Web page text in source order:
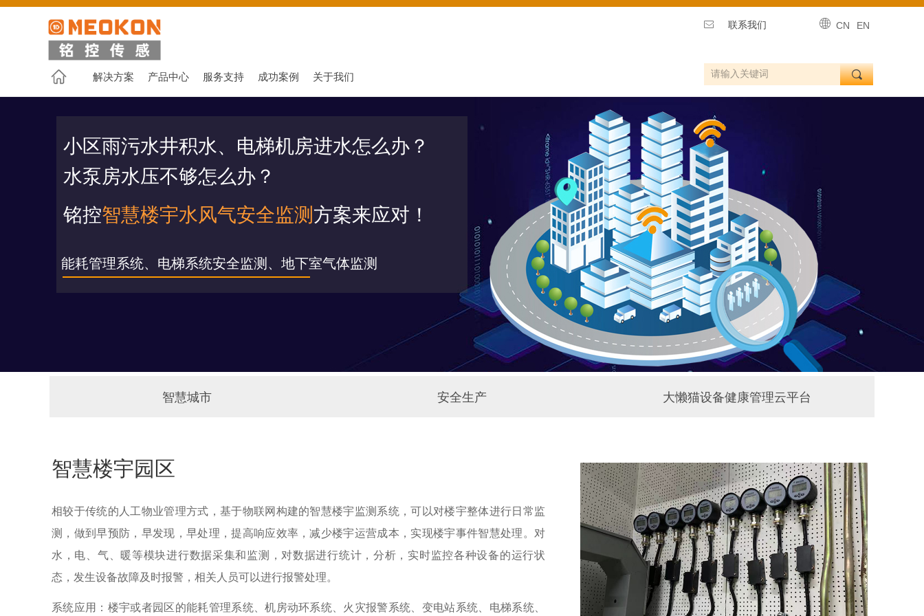
解决方案 产品中心 服务支持 成功案例 关于我们
CN EN
ꄓ
ꂘ 联系我们
끠
智慧楼宇园区
相较于传统的人工物业管理方式，基于物联网构建的智慧楼宇监测系统，可以对楼宇整体进行日常监
测，做到早预防，早发现，早处理，提高响应效率，减少楼宇运营成本，实现楼宇事件智慧处理。对
水，电、气、暖等模块进行数据采集和监测，对数据进行统计，分析，实时监控各种设备的运行状
态，发生设备故障及时报警，相关人员可以进行报警处理。
系统应用：楼宇或者园区的能耗管理系统、机房动环系统、火灾报警系统、变电站系统、电梯系统、
智慧城市 安全生产 大懒猫设备健康管理云平台
小区雨污水井积水、电梯机房进水怎么办？
水泵房水压不够怎么办？
铭控智慧楼宇水风气安全监测 方案来应对！
能耗管理系统、电梯系统安全监测、地下室气体监测